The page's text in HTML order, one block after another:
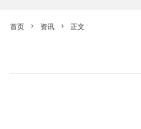
首页  资讯  正文